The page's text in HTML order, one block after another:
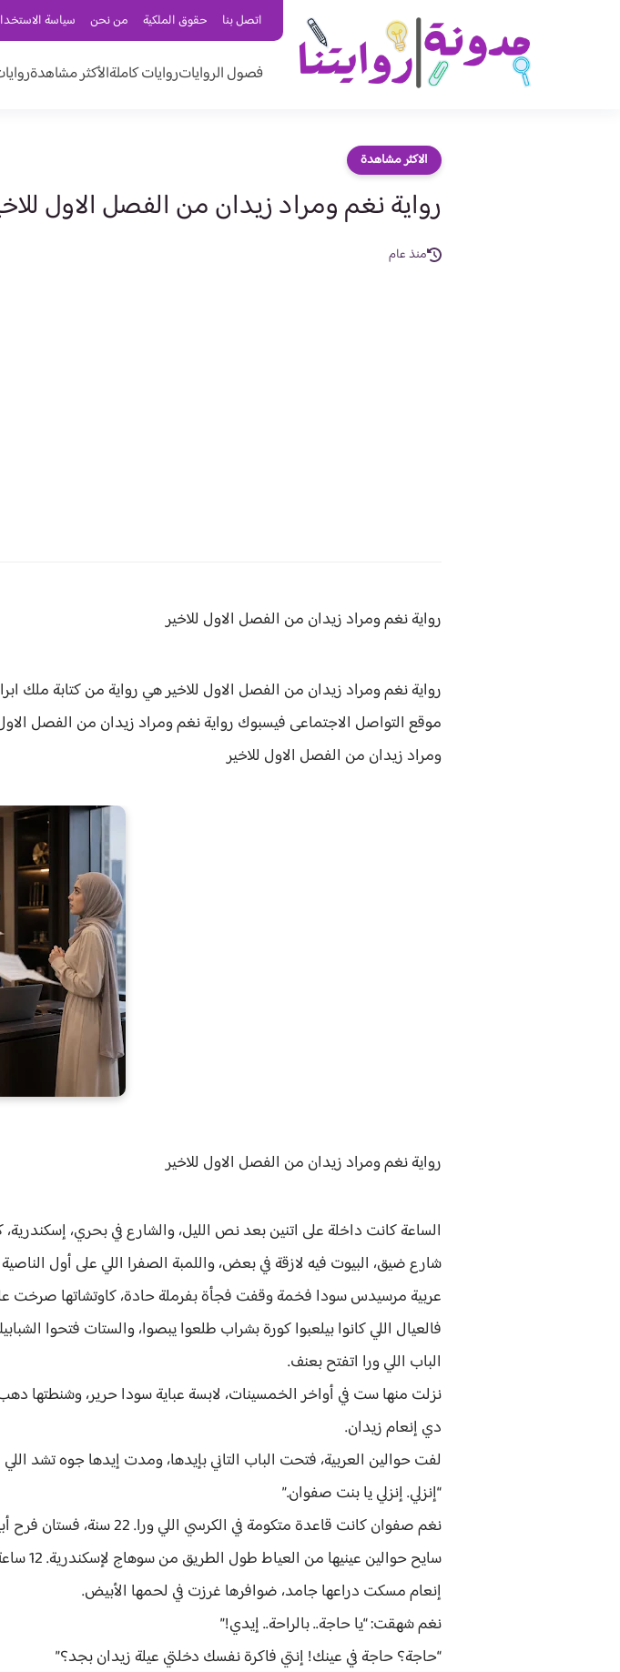
اتصل بنا حقوق الملكية من نحن سياسة
فصول الرواياتروايات كاملةالأكثر مشاهدة
الاكثر مشاهدة
رواية نغم ومراد زيدان من الفصل الاول
منذ عام
رواية نغم ومراد زيدان من الفصل الاول للاخير
رواية نغم ومراد زيدان من الفصل الاول للاخير هي رواية من كتابة ملك
موقع التواصل الاجتماعى فيسبوك روايةنغم ومراد زيدان من الفصل
ومراد زيدان من الفصل الاول للاخير
روايةنغم ومراد زيدان من الفصل الاول للاخير
الساعة كانت داخلة على اتنين بعد نص الليل، والشارع في بحري،
شارع ضيق، البيوت فيه لازقة في بعض، واللمبة الصفرا اللي على أول
عربية مرسيدس سودا فخمة وقفت فجأة بفرملة حادة، كاوتشاتها صرخت
فالعيال اللي كانوا بيلعبوا كورة بشراب طلعوا يبصوا، والستات فتحوا
الباب اللي ورا اتفتح بعنف.
نزلت منها ست في أواخر الخمسينات، لابسة عباية سودا حرير، وشنطتها
دي إنعام زيدان.
لفت حوالين العربية، فتحت الباب التاني بإيدها، ومدت إيدها جوه تشد
“إنزلي. إنزلي يا بنت صفوان.”
نغم صفوان كانت قاعدة
سايح حوالين عينيها من العياط طول الطريق من سوهاج لإسكندرية. 12 ساعة سفر وهي ساكتة.
إنعام مسكت دراعها جامد، ضوافرها غرزت في لحمها الأبيض.
نغم شهقت: “يا حاجة.. بالراحة.. إيدي!”
“حاجة؟ حاجة في عينك! إنتي فاكرة نفسك دخلتي عيلة زيدان بجد؟”